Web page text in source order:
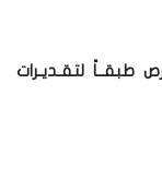
طبقــاً لتقـديـرات